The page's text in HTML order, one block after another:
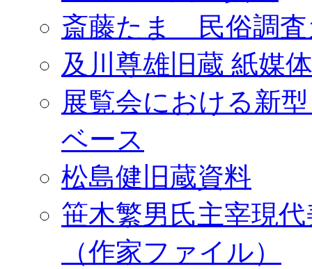
斎藤たま 民俗調査
及川尊雄旧蔵 紙媒
展覧会における新
ベース
松島健旧蔵資料
笹木繁男氏主宰現
（作家ファイル）